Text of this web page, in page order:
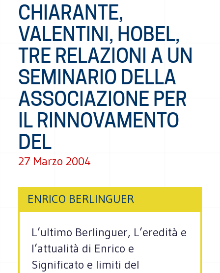
CHIARANTE,
VALENTINI, HOBEL,
TRE RELAZIONI A UN
SEMINARIO DELLA
ASSOCIAZIONE PER
IL RINNOVAMENTO
DEL
27 Marzo 2004
ENRICO BERLINGUER
L’ultimo Berlinguer, L’eredità e
l’attualità di Enrico e
Significato e limiti del